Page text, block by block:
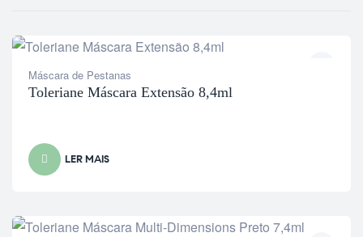
Máscara de Pestanas
Toleriane Máscara Extensão 8,4ml
LER MAIS